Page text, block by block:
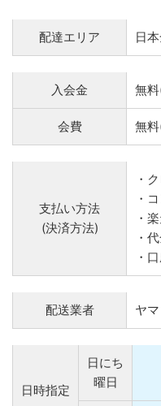
配達エリア 日
入会金 無
会費 無
支払い方法
(決済方法)
・
・
・
・
・
配送業者 ヤ
日時指定
日にち
曜日